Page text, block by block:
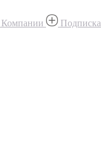
Компании Подписка